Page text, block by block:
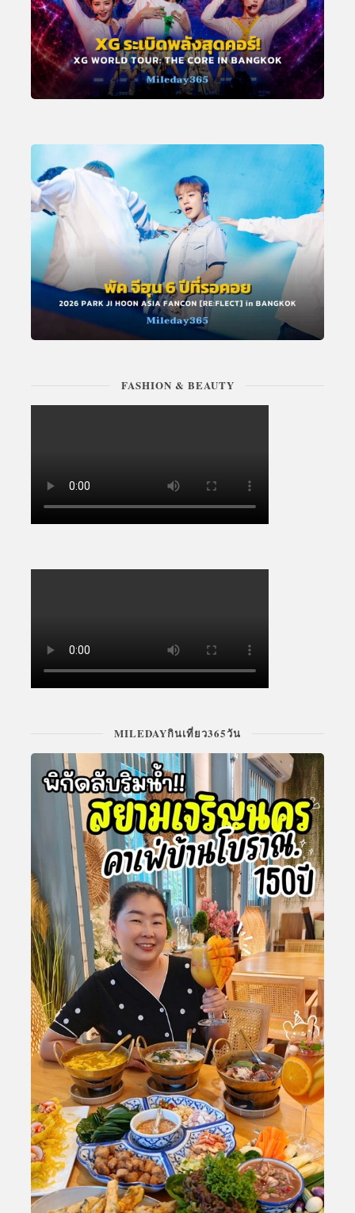
FASHION & BEAUTY
MILEDAYกินเที่ยว365วัน